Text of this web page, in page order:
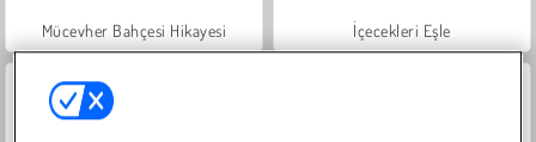
Mücevher Bahçesi Hikayesi İçecekleri Eşle